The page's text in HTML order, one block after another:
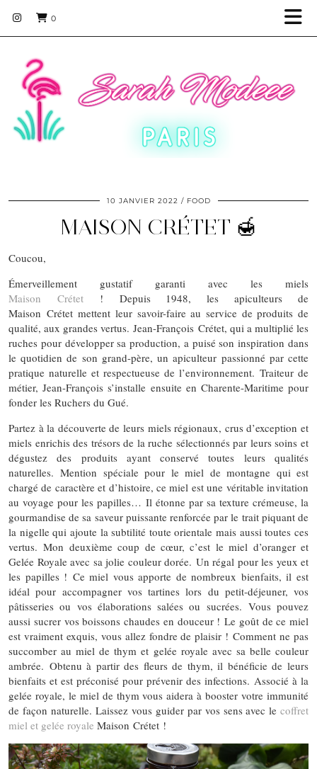
0
10 JANVIER 2022 FOOD
MAISON CRÉTET 🍯
Coucou,
Émerveillement gustatif garanti avec les miels
Maison Crétet! Depuis 1948, les apiculteurs de
Maison Crétet mettent leur savoir-faire au service de produits de
qualité, aux grandes vertus. Jean-François Crétet, qui a multiplié les
ruches pour développer sa production, a puisé son inspiration dans
le quotidien de son grand-père, un apiculteur passionné par cette
pratique naturelle et respectueuse de l’environnement. Traiteur de
métier, Jean-François s’installe ensuite en Charente-Maritime pour
fonder les Ruchers du Gué.
Partez à la découverte de leurs miels régionaux, crus d’exception et
miels enrichis des trésors de la ruche sélectionnés par leurs soins et
dégustez des produits ayant conservé toutes leurs qualités
naturelles. Mention spéciale pour le miel de montagne qui est
chargé de caractère et d’histoire, ce miel est une véritable invitation
au voyage pour les papilles… Il étonne par sa texture crémeuse, la
gourmandise de sa saveur puissante renforcée par le trait piquant de
la nigelle qui ajoute la subtilité toute orientale mais aussi toutes ces
vertus. Mon deuxième coup de cœur, c’est le miel d’oranger et
Gelée Royale avec sa jolie couleur dorée. Un régal pour les yeux et
les papilles ! Ce miel vous apporte de nombreux bienfaits, il est
idéal pour accompagner vos tartines lors du petit-déjeuner, vos
pâtisseries ou vos élaborations salées ou sucrées. Vous pouvez
aussi sucrer vos boissons chaudes en douceur ! Le goût de ce miel
est vraiment exquis, vous allez fondre de plaisir ! Comment ne pas
succomber au miel de thym et gelée royale avec sa belle couleur
ambrée. Obtenu à partir des fleurs de thym, il bénéficie de leurs
bienfaits et est préconisé pour prévenir des infections. Associé à la
gelée royale, le miel de thym vous aidera à booster votre immunité
de façon naturelle. Laissez vous guider par vos sens avec le coffret
miel et gelée royale Maison Crétet !